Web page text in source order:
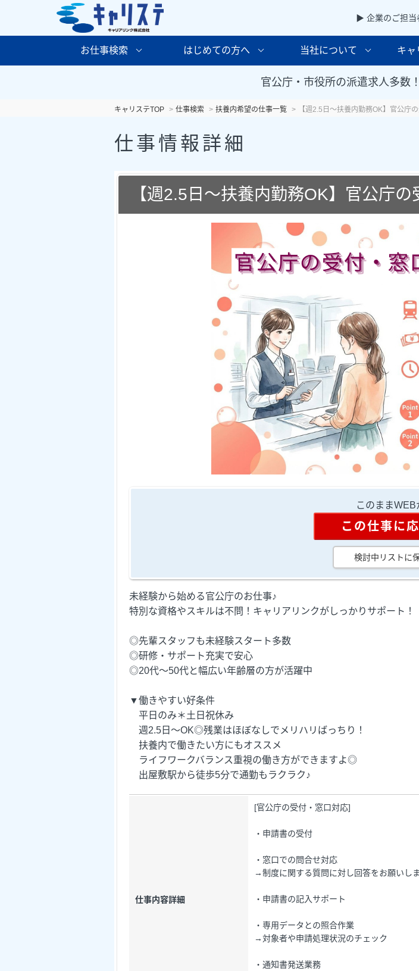
▶ 企業のご担当
お仕事検索 はじめての方へ 当社について キャ
官公庁・市役所の派遣求人多数
キャリステTOP 仕事検索 扶養内希望の仕事一覧 【週2.5日～扶養内勤務OK】官公庁
仕事情報詳細
【週2.5日～扶養内勤務OK】官公庁
このままWEB
この仕事に
検討中リストに
未経験から始める官公庁のお仕事♪
特別な資格やスキルは不問！キャリアリンクがしっかりサポート！
◎先輩スタッフも未経験スタート多数
◎研修・サポート充実で安心
◎20代～50代と幅広い年齢層の方が活躍中
▼働きやすい好条件
平日のみ＊土日祝休み
週2.5日～OK◎残業はほぼなしでメリハリばっちり！
扶養内で働きたい方にもオススメ
ライフワークバランス重視の働き方ができますよ◎
出屋敷駅から徒歩5分で通勤もラクラク♪
仕事内容詳細
[官公庁の受付・窓口対応]
・申請書の受付
・窓口での問合せ対応
→制度に関する質問に対し回答をお願いし
・申請書の記入サポート
・専用データとの照合作業
→対象者や申請処理状況のチェック
・通知書発送業務